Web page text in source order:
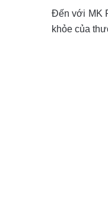
Đến với MK
khỏe của